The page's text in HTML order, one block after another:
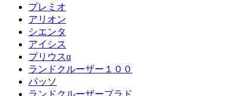
プレミオ
アリオン
シエンタ
アイシス
プリウスα
ランドクルーザー１００
パッソ
ランドクルーザープラド